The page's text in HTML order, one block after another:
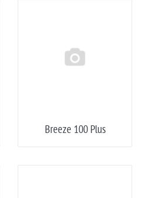
Breeze 100 Plus